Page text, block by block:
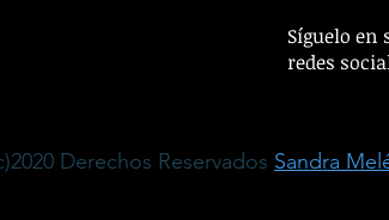
Síguelo en
redes
Derechos Reservados Sandra